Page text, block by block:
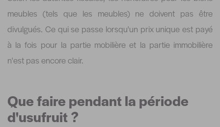
meubles (tels que les meubles) ne doivent pas être
divulgués. Ce qui se passe lorsqu'un prix unique est payé
à la fois pour la partie mobilière et la partie immobilière
n'est pas encore clair.
Que faire pendant la période
d'usufruit ?